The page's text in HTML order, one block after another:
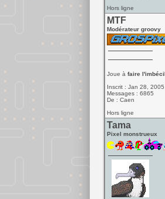
Hors ligne
MTF
Modérateur groovy
Joue à faire
Inscrit : Jan 28, 2005
Messages : 6865
De : Caen
Hors ligne
Tama
Pixel monstrueux